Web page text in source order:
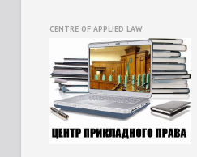
CENTRE OF APPLIED LAW